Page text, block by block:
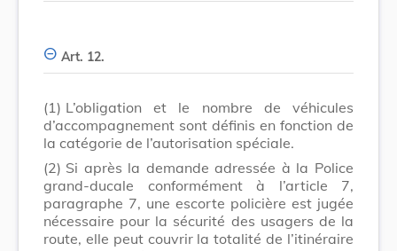
Art. 12.
(1) L’obligation et le nombre de véhicules
d’accompagnement sont définis en fonction de
la catégorie de l’autorisation spéciale.
(2) Si après la demande adressée à la Police
grand-ducale conformément à l’article 7,
paragraphe 7, une escorte policière est jugée
nécessaire pour la sécurité des usagers de la
route, elle peut couvrir la totalité de l’itinéraire